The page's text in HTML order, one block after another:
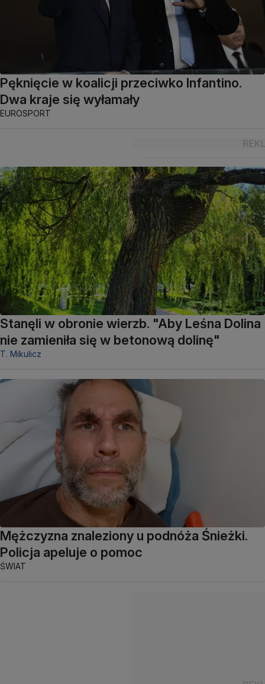
Pęknięcie w koalicji przeciwko Infantino.
Dwa kraje się wyłamały
EUROSPORT
Stanęli w obronie wierzb. "Aby Leśna Dolina
nie zamieniła się w betonową dolinę"
T. Mikulicz
Mężczyzna znaleziony u podnóża Śnieżki.
Policja apeluje o pomoc
ŚWIAT